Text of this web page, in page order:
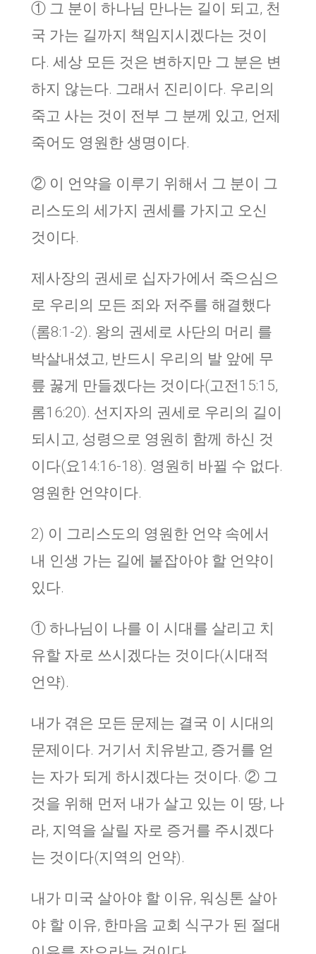
① 그 분이 하나님 만나는 길이 되고, 천
국 가는 길까지 책임지시겠다는 것이
다. 세상 모든 것은 변하지만 그 분은 변
하지 않는다. 그래서 진리이다. 우리의
죽고 사는 것이 전부 그 분께 있고, 언제
죽어도 영원한 생명이다.
② 이 언약을 이루기 위해서 그 분이 그
리스도의 세가지 권세를 가지고 오신
것이다.
제사장의 권세로 십자가에서 죽으심으
로 우리의 모든 죄와 저주를 해결했다
(롬8:1-2). 왕의 권세로 사단의 머리 를
박살내셨고, 반드시 우리의 발 앞에 무
릎 꿇게 만들겠다는 것이다(고전15:15,
롬16:20). 선지자의 권세로 우리의 길이
되시고, 성령으로 영원히 함께 하신 것
이다(요14:16-18). 영원히 바뀔 수 없다.
영원한 언약이다.
2) 이 그리스도의 영원한 언약 속에서
내 인생 가는 길에 붙잡아야 할 언약이
있다.
① 하나님이 나를 이 시대를 살리고 치
유할 자로 쓰시겠다는 것이다(시대적
언약).
내가 겪은 모든 문제는 결국 이 시대의
문제이다. 거기서 치유받고, 증거를 얻
는 자가 되게 하시겠다는 것이다. ② 그
것을 위해 먼저 내가 살고 있는 이 땅, 나
라, 지역을 살릴 자로 증거를 주시겠다
는 것이다(지역의 언약).
내가 미국 살아야 할 이유, 워싱톤 살아
야 할 이유, 한마음 교회 식구가 된 절대